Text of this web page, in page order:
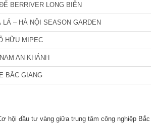
BERRIVER LONG BIÊN
LÁ – HÀ NỘI SEASON GARDEN
HỮU MIPEC
AN KHÁNH
BẮC GIANG
hội đầu tư vàng giữa trung tâm công nghiệp Bắc